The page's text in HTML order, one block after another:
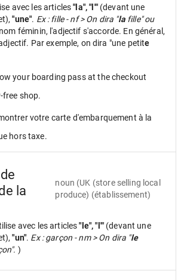
avec les articles"la", "l'" (devant une
"une". Ex : fille - nf > On dira "lafille" ou
féminin, l'adjectif s'accorde. En général,
Par exemple, on dira "une petite
your boarding pass at the checkout
shop.
votre carte d'embarquement à la
hors taxe.
la
noun (UK (store selling local
produce) (établissement)
avec les articles"le", "l'" (devant une
"un". Ex : garçon - nm > On dira "le
)